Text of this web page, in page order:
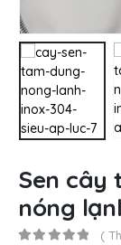
Sen cây
nóng
(